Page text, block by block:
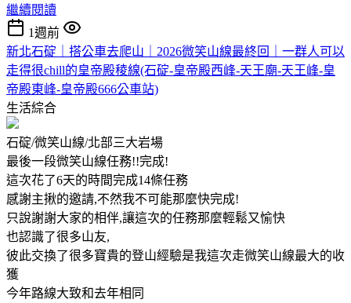
繼續閱讀
1週前
新北石碇｜搭公車去爬山｜2026微笑山線最終回｜一群人可以
走得很chill的皇帝殿稜線(石碇-皇帝殿西峰-天王廟-天王峰-皇
帝殿東峰-皇帝殿666公車站)
生活綜合
石碇/微笑山線/北部三大岩場
最後一段微笑山線任務!!完成!
這次花了6天的時間完成14條任務
感謝主揪的邀請,不然我不可能那麼快完成!
只說謝謝大家的相伴,讓這次的任務那麼輕鬆又愉快
也認識了很多山友,
彼此交換了很多寶貴的登山經驗是我這次走微笑山線最大的收
獲
今年路線大致和去年相同